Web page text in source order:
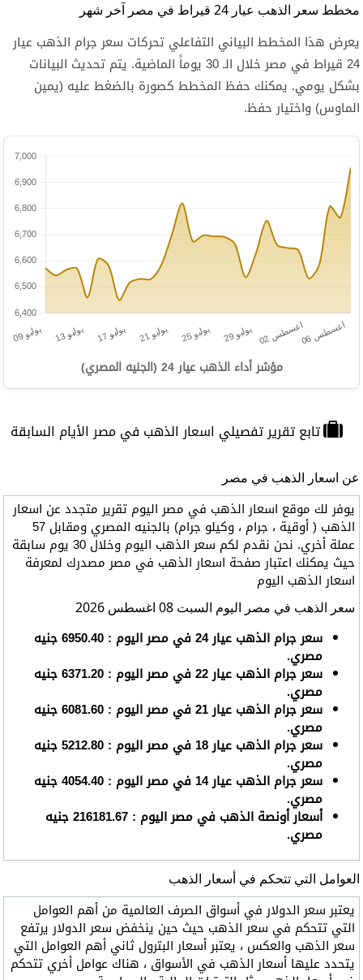
مخطط سعر الذهب عيار 24 قيراط في مصر آخر شهر
يعرض هذا المخطط البياني التفاعلي تحركات سعر جرام الذهب عيار
24 قيراط في مصر خلال الـ 30 يوماً الماضية. يتم تحديث البيانات
بشكل يومي. يمكنك حفظ المخطط كصورة بالضغط عليه (يمين
الماوس) واختيار حفظ.
مؤشر أداء الذهب عيار 24 (الجنيه المصري)
تابع تقرير تفصيلي اسعار الذهب في مصر الأيام السابقة
عن اسعار الذهب في مصر
يوفر لك موقع اسعار الذهب في مصر اليوم تقرير متجدد عن اسعار
الذهب ( أوقية ، جرام ، وكيلو جرام) بالجنيه المصري ومقابل 57
عملة أخري. نحن نقدم لكم سعر الذهب اليوم وخلال 30 يوم سابقة
حيث يمكنك اعتبار صفحة اسعار الذهب في مصر مصدرك لمعرفة
اسعار الذهب اليوم
سعر الذهب في مصر اليوم السبت 08 اغسطس 2026
سعر جرام الذهب عيار 24 في مصر اليوم : 6950.40 جنيه
مصري.
سعر جرام الذهب عيار 22 في مصر اليوم : 6371.20 جنيه
مصري.
سعر جرام الذهب عيار 21 في مصر اليوم : 6081.60 جنيه
مصري.
سعر جرام الذهب عيار 18 في مصر اليوم : 5212.80 جنيه
مصري.
سعر جرام الذهب عيار 14 في مصر اليوم : 4054.40 جنيه
مصري.
أسعار أونصة الذهب في مصر اليوم : 216181.67 جنيه
مصري.
العوامل التي تتحكم في أسعار الذهب
يعتبر سعر الدولار في أسواق الصرف العالمية من أهم العوامل
التي تتحكم في سعر الذهب حيث حين ينخفض سعر الدولار يرتفع
سعر الذهب والعكس ، يعتبر أسعار البترول ثاني أهم العوامل التي
يتحدد عليها أسعار الذهب في الأسواق ، هناك عوامل أخري تتحكم